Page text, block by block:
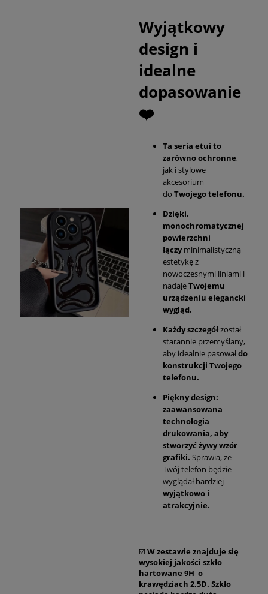
Wyjątkowy
design i
idealne
dopasowanie
❤️
Ta seria etui to
zarówno ochronne,
jak i stylowe
akcesorium
do Twojego telefonu.
Dzięki,
monochromatycznej
powierzchni
łączyminimalistyczną
estetykę z
nowoczesnymi liniami i
nadajeTwojemu
urządzeniu elegancki
wygląd.
Każdy szczegółzostał
starannie przemyślany,
aby idealnie pasowałdo
konstrukcji Twojego
telefonu.
Piękny design:
zaawansowana
technologia
drukowania, aby
stworzyć żywy wzór
grafiki. Sprawia, że
Twój telefon będzie
wyglądał bardziej
wyjątkowo i
atrakcyjnie.
☑️ W zestawie znajduje się
wysokiej jakości szkło
hartowane 9H o
krawędziach 2,5D. Szkło